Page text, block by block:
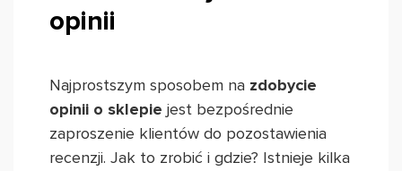
opinii
Najprostszym sposobem na zdobycie
opinii o sklepie jest bezpośrednie
zaproszenie klientów do pozostawienia
recenzji. Jak to zrobić i gdzie? Istnieje kilka